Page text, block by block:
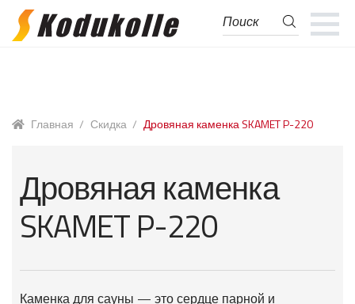
Перейти
Перейти
Поиск:
Поиск
Главная / Скидка / Дровяная каменка SKAMET P-220
Дровяная каменка
SKAMET P-220
Каменка для сауны — это сердце парной и